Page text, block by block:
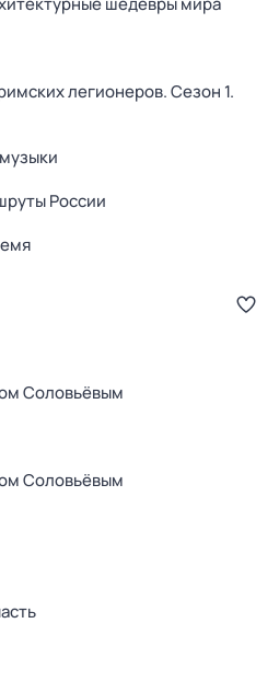
легионеров. Сезон 1.
России
Соловьёвым
Соловьёвым